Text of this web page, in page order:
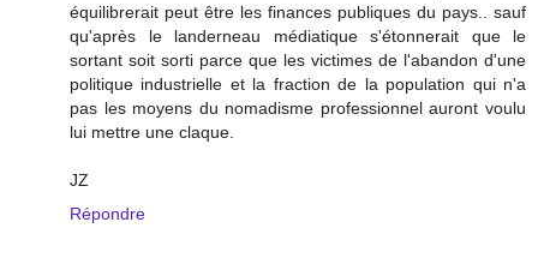
équilibrerait peut être les finances publiques du pays.. sauf
qu'après le landerneau médiatique s'étonnerait que le
sortant soit sorti parce que les victimes de l'abandon d'une
politique industrielle et la fraction de la population qui n'a
pas les moyens du nomadisme professionnel auront voulu
lui mettre une claque.
JZ
Répondre